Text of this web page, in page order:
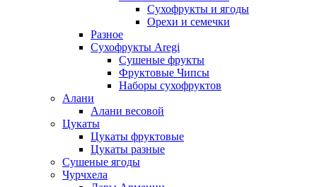
Сухофрукты и ягоды
Орехи и семечки
Разное
Сухофрукты Aregi
Сушеные фрукты
Фруктовые Чипсы
Наборы сухофруктов
Алани
Алани весовой
Цукаты
Цукаты фруктовые
Цукаты разные
Сушеные ягоды
Чурчхела